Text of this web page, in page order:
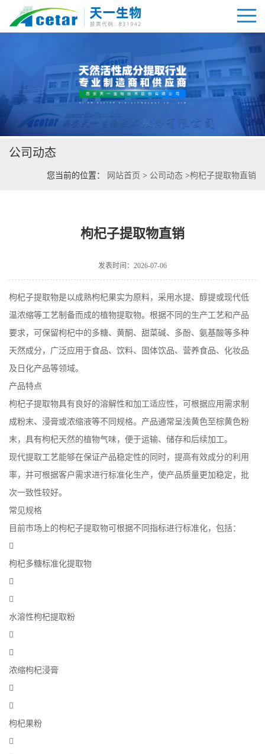
公司首页
公司介绍
公司动态
产品展厅
公司动态
您当前的位置： 网站首页 > 公司动态 >枸杞子提取物直销
枸杞子提取物直销
发表时间：2026-07-06
枸杞子提取物是以成熟枸杞果实为原料，采用水提、醇提或现代低
温浓缩等工艺制备而成的植物提取物。根据不同的生产工艺和产品
要求，可保留枸杞中的多糖、黄酮、甜菜碱、多酚、氨基酸等多种
天然成分，广泛应用于食品、饮料、固体饮品、营养食品、化妆品
及日化产品等领域。
产品特点
枸杞子提取物具有良好的溶解性和加工适应性，可根据应用需求制
成粉末、浸膏或浓缩液等不同规格。产品通常呈浅黄色至棕黄色粉
末，具有枸杞天然的植物气味，便于运输、储存和后续加工。
现代提取工艺能够在保证产品稳定性的同时，提高有效成分的利用
率，并可根据客户需求进行标准化生产，使产品质量更加稳定，批
次一致性较好。
常见规格
目前市场上的枸杞子提取物可根据不同指标进行标准化，包括：

枸杞多糖标准化提取物


水溶性枸杞提取粉


浓缩枸杞浸膏


枸杞果粉
